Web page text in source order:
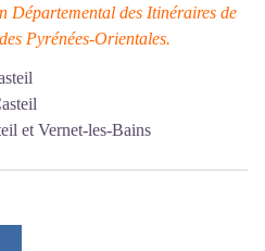
Départemental des Itinéraires de
Pyrénées-Orientales.
et Vernet-les-Bains